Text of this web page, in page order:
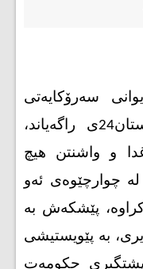
سەرۆکایەتی
هەرێمی کوردستان بە کوردستان24ی راگەیاند،
و واشنتن هیچ
چوارچێوه‌ی ئه‌و
پێشكه‌ش به‌
بە پێویستیشی
پشتگیری حکومەت